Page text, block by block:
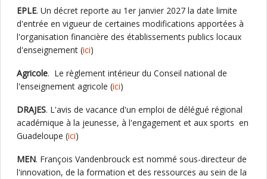
EPLE. Un décret reporte au 1er janvier 2027 la date limite
d'entrée en vigueur de certaines modifications apportées à
l'organisation financière des établissements publics locaux
d'enseignement (ici)
Agricole. Le règlement intérieur du Conseil national de
l'enseignement agricole (ici)
DRAJES. L'avis de vacance d'un emploi de délégué régional
académique à la jeunesse, à l'engagement et aux sports en
Guadeloupe (ici)
MEN. François Vandenbrouck est nommé sous-directeur de
l'innovation, de la formation et des ressources au sein de la